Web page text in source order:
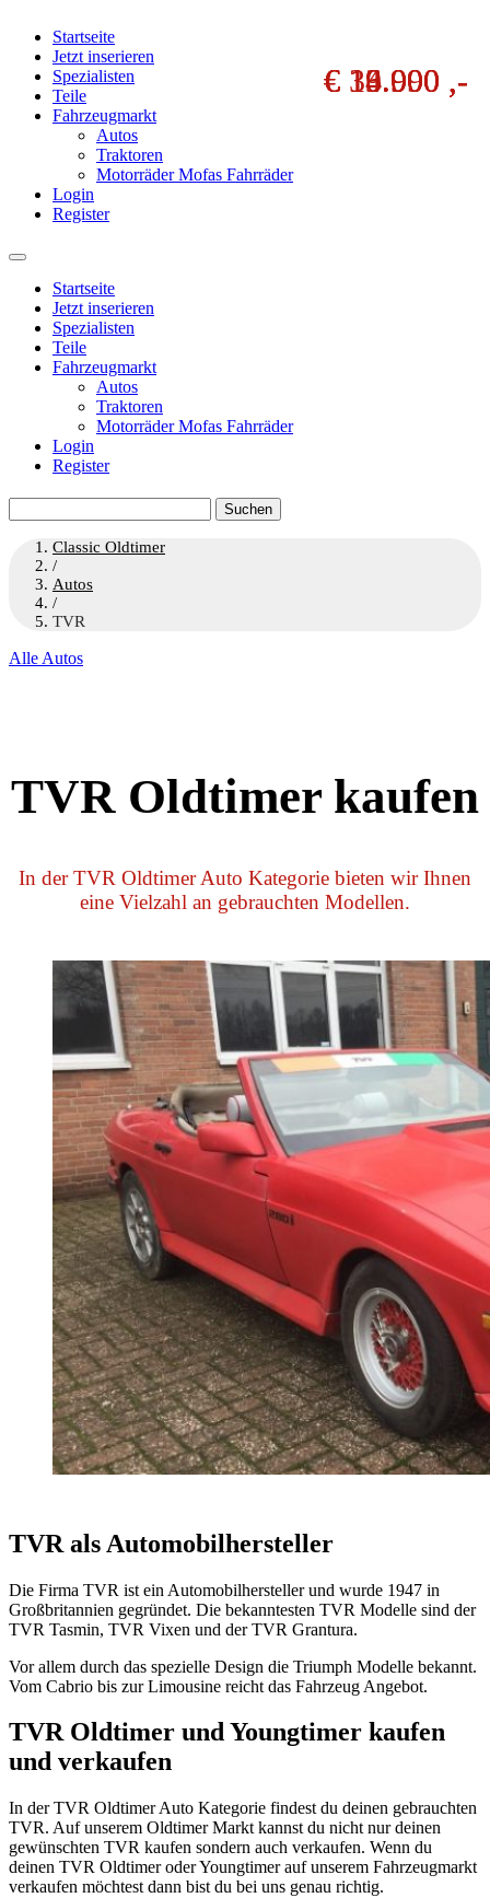
Startseite
Jetzt inserieren
Spezialisten
Teile
Fahrzeugmarkt
Autos
Traktoren
Motorräder Mofas Fahrräder
Login
Register
Startseite
Jetzt inserieren
Spezialisten
Teile
Fahrzeugmarkt
Autos
Traktoren
Motorräder Mofas Fahrräder
Login
Register
nach:
Classic Oldtimer
/
Autos
/
TVR
Alle Autos
TVR Oldtimer kaufen
In der TVR Oldtimer Auto Kategorie bieten wir Ihnen
eine Vielzahl an gebrauchten Modellen.
TVR als Automobilhersteller
Die Firma TVR ist ein Automobilhersteller und wurde 1947 in
Großbritannien gegründet. Die bekanntesten TVR Modelle sind der
TVR Tasmin, TVR Vixen und der TVR Grantura.
Vor allem durch das spezielle Design die Triumph Modelle bekannt.
Vom Cabrio bis zur Limousine reicht das Fahrzeug Angebot.
TVR Oldtimer und Youngtimer kaufen
und verkaufen
In der TVR Oldtimer Auto Kategorie findest du deinen gebrauchten
TVR. Auf unserem Oldtimer Markt kannst du nicht nur deinen
gewünschten TVR kaufen sondern auch verkaufen. Wenn du
deinen TVR Oldtimer oder Youngtimer auf unserem Fahrzeugmarkt
verkaufen möchtest dann bist du bei uns genau richtig.
€ 39.900 ,-
€ 14.000 ,-
€ 13.000 ,-
€ 16.990 ,-